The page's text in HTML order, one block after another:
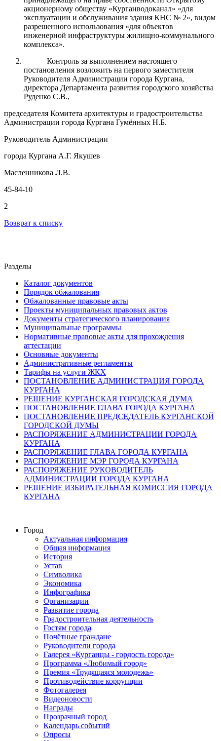
акционерному обществу «Курганводоканал» «для
эксплуатации и обслуживания здания КНС № 2», видом
разрешенного использования «для объектов
инженерной инфраструктуры жилищно-коммунального
комплекса».
Контроль за выполнением настоящего
постановления возложить на первого заместителя
Руководителя Администрации города Кургана,
директора Департамента развития городского хозяйства
Руденко С.В.,
председателя Комитета архитектуры и градостроительства
Администрации города Кургана Гумённых Н.Б.
Руководитель Администрации
города Кургана А.Г. Якушев
Масленникова Л.В.
45-84-10
2
Возврат к списку
Разделы
Каталог документов
Порядок обжалования
Обжалованные правовые акты
Проекты муниципальных правовых актов
Документы стратегического планирования
Муниципальные программы
Нормативные правовые акты для прохождения
аттестации
Основные документы
Административные регламенты
Тарифы на услуги ЖКХ
ПОСТАНОВЛЕНИЕ АДМИНИСТРАЦИЯ ГОРОДА
КУРГАНА
РЕШЕНИЕ КУРГАНСКАЯ ГОРОДСКАЯ ДУМА
ПОСТАНОВЛЕНИЕ ГЛАВА ГОРОДА КУРГАНА
ПОСТАНОВЛЕНИЕ ПРЕДСЕДАТЕЛЬ КУРГАНСКОЙ
ГОРОДСКОЙ ДУМЫ
РАСПОРЯЖЕНИЕ АДМИНИСТРАЦИИ ГОРОДА
КУРГАНА
РАСПОРЯЖЕНИЕ ГЛАВА ГОРОДА КУРГАНА
РАСПОРЯЖЕНИЕ МЭР ГОРОДА КУРГАНА
РАСПОРЯЖЕНИЕ РУКОВОДИТЕЛЬ
АДМИНИСТРАЦИИ ГОРОДА КУРГАНА
РЕШЕНИЕ ИЗБИРАТЕЛЬНАЯ КОМИССИЯ ГОРОДА
КУРГАНА
Город
Актуальная информация
Общая информация
История
Устав
Символика
Экономика
Инфографика
Организации
Развитие города
Градостроительная деятельность
Гостям города
Почётные граждане
Руководители города
Галерея «Курганцы - гордость города»
Программа «Любимый город»
Премия «Трудящаяся молодежь»
Противодействие коррупции
Фотогалерея
Видеоновости
Награды
Прозрачный город
Календарь событий
Опросы